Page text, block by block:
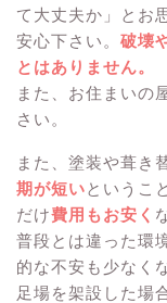
て大丈夫か」とお
安心下さい。 破壊
とはありません。
また、お住まいの
さい。
また、塗装や葺き
期が短いというこ
だけ費用もお安く
普段とは違った環
的な不安も少なく
足場を架設した場